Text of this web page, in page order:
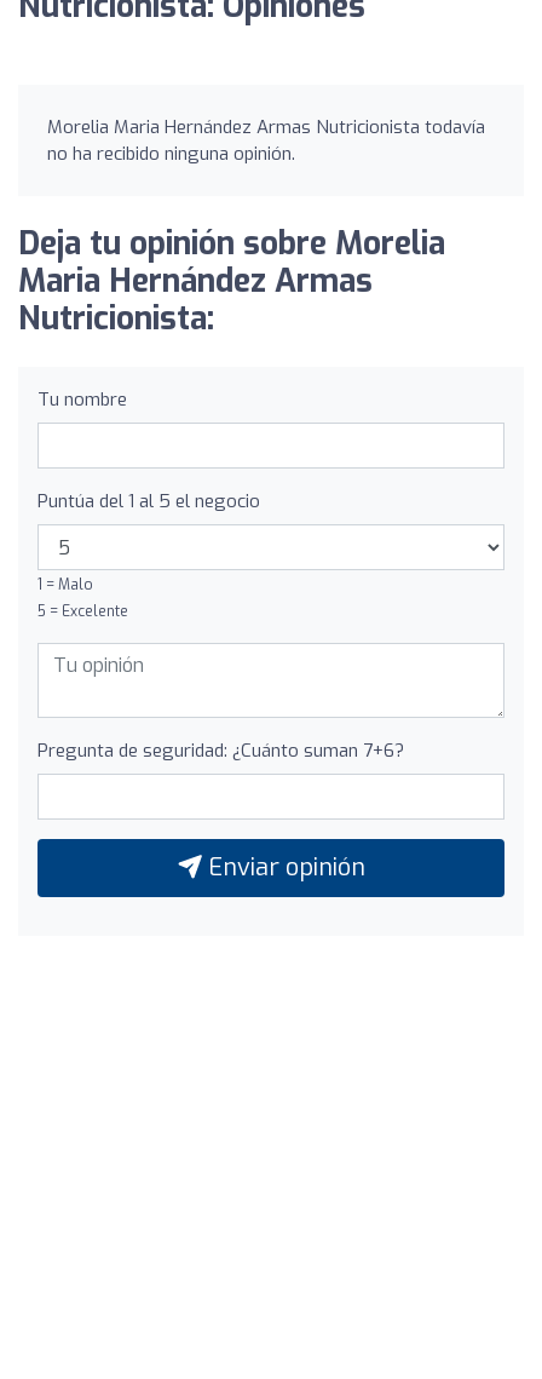
Morelia Maria Hernández Armas Nutricionista todavía
no ha recibido ninguna opinión.
Deja tu opinión sobre Morelia
Maria Hernández Armas
Nutricionista:
Tu nombre
Puntúa del 1 al 5 el negocio
1 = Malo
5 = Excelente
Pregunta de seguridad: ¿Cuánto suman 7+6?
Enviar opinión